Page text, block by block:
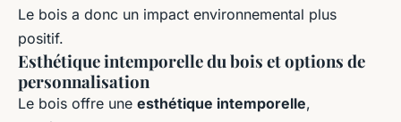
Le bois a donc un impact environnemental plus
positif.
Esthétique intemporelle du bois et options de
personnalisation
Le bois offre une esthétique intemporelle,